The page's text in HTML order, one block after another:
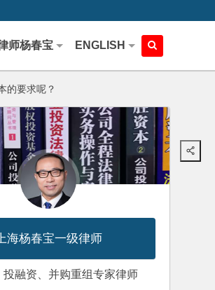
师杨春宝 ENGLISH
的要求呢？
海杨春宝一级律师
投融资、并购重组专家律师